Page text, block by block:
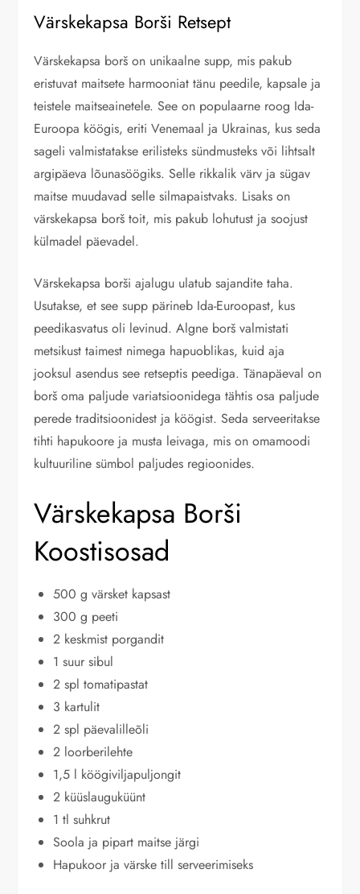
Värskekapsa Borši Retsept
Värskekapsa borš on unikaalne supp, mis pakub
eristuvat maitsete harmooniat tänu peedile, kapsale ja
teistele maitseainetele. See on populaarne roog Ida-
Euroopa köögis, eriti Venemaal ja Ukrainas, kus seda
sageli valmistatakse erilisteks sündmusteks või lihtsalt
argipäeva lõunasöögiks. Selle rikkalik värv ja sügav
maitse muudavad selle silmapaistvaks. Lisaks on
värskekapsa borš toit, mis pakub lohutust ja soojust
külmadel päevadel.
Värskekapsa borši ajalugu ulatub sajandite taha.
Usutakse, et see supp pärineb Ida-Euroopast, kus
peedikasvatus oli levinud. Algne borš valmistati
metsikust taimest nimega hapuoblikas, kuid aja
jooksul asendus see retseptis peediga. Tänapäeval on
borš oma paljude variatsioonidega tähtis osa paljude
perede traditsioonidest ja köögist. Seda serveeritakse
tihti hapukoore ja musta leivaga, mis on omamoodi
kultuuriline sümbol paljudes regioonides.
Värskekapsa Borši
Koostisosad
500 g värsket kapsast
300 g peeti
2 keskmist porgandit
1 suur sibul
2 spl tomatipastat
3 kartulit
2 spl päevalilleõli
2 loorberilehte
1,5 l köögiviljapuljongit
2 küüslauguküünt
1 tl suhkrut
Soola ja pipart maitse järgi
Hapukoor ja värske till serveerimiseks